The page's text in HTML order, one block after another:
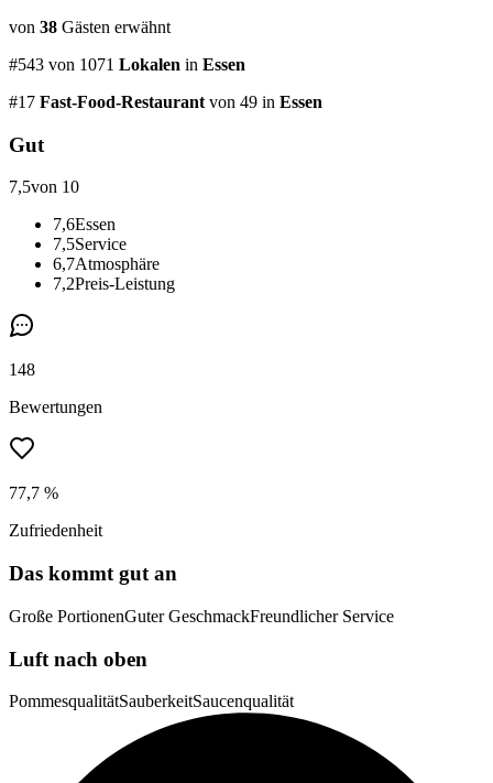
von 38 Gästen erwähnt
#543 von 1071 Lokalen in Essen
#17 Fast-Food-Restaurant von 49 in Essen
Gut
7,5von 10
7,6Essen
7,5Service
6,7Atmosphäre
7,2Preis-Leistung
148
Bewertungen
77,7 %
Zufriedenheit
Das kommt gut an
Große PortionenGuter GeschmackFreundlicher Service
Luft nach oben
PommesqualitätSauberkeitSaucenqualität